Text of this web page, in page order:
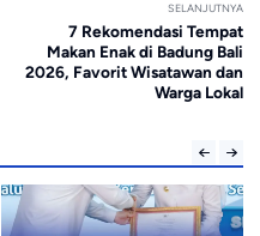
SELANJUTNYA
7 Rekomendasi Tempat
Makan Enak di Badung Bali
2026, Favorit Wisatawan dan
Warga Lokal